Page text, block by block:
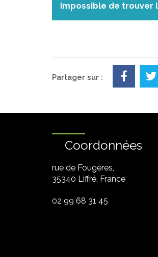
Impossible de trouver
Partager sur :
Coordonnées
rue de Fougères,
35340 Liffré, France
02 99 68 31 45